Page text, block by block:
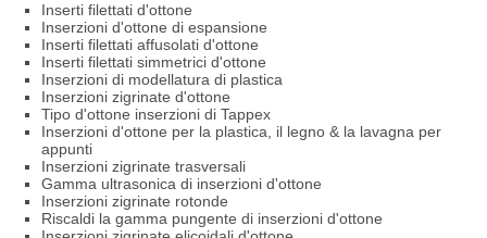
Inserti filettati d'ottone
Inserzioni d'ottone di espansione
Inserti filettati affusolati d'ottone
Inserti filettati simmetrici d'ottone
Inserzioni di modellatura di plastica
Inserzioni zigrinate d'ottone
Tipo d'ottone inserzioni di Tappex
Inserzioni d'ottone per la plastica, il legno & la lavagna per
appunti
Inserzioni zigrinate trasversali
Gamma ultrasonica di inserzioni d'ottone
Inserzioni zigrinate rotonde
Riscaldi la gamma pungente di inserzioni d'ottone